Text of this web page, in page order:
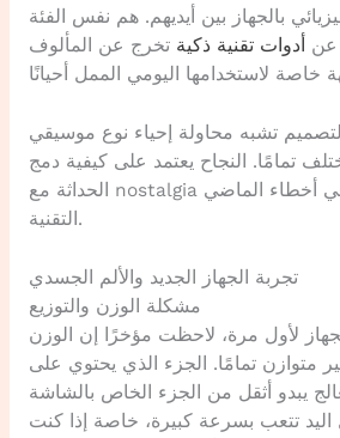
بالجهاز بين أيديهم. هم نفس الفئة
عن أدوات تقنية ذكية تخرج عن المألوف
التصميم تشبه محاولة إحياء نوع موسيقي
تمامًا. النجاح يعتمد على كيفية دمج
الحداثة مع nostalgia القديم دون الوقوع في أخطاء الماضي
التقنية.
تجربة الجهاز الجديد والألم الجسدي
مشكلة الوزن والتوزيع
لأول مرة، لاحظت مؤخرًا إن الوزن
متوازن تمامًا. الجزء الذي يحتوي على
يبدو أثقل من الجزء الخاص بالشاشة
اليد تتعب بسرعة كبيرة، خاصة إذا كنت